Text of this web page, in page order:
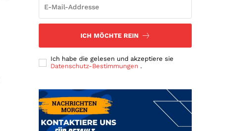
ICH MÖCHTE REIN
Ich habe die gelesen und akzeptiere sie
Datenschutz-Bestimmungen .